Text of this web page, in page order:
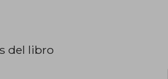
de la misma Universidad.
del libro